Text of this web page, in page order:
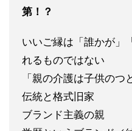
第！？
いいご縁は「誰かが」
れるものではない
「親の介護は子供のつ
伝統と格式旧家
ブランド主義の親